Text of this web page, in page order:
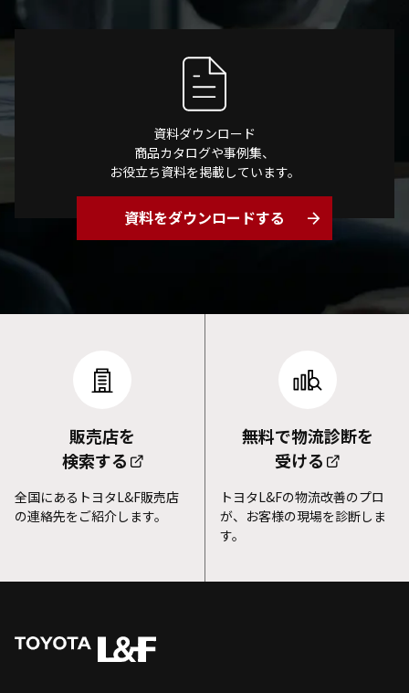
資料ダウンロード
商品カタログや事例集、
お役立ち資料を掲載しています。
資料をダウンロードする arrow_forward
販売店を
検索する
全国にあるトヨタL&F販売店
の連絡先をご紹介します。
無料で物流診断を
受ける
トヨタL&Fの物流改善のプロ
が、お客様の現場を診断しま
す。